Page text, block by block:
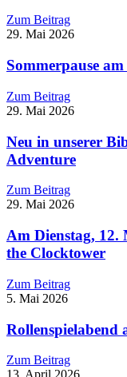
Zum Beitrag
29. Mai 2026
Sommerpause
Zum Beitrag
29. Mai 2026
Neu in unserer
Adventure
Zum Beitrag
29. Mai 2026
Am Dienstag, 12.
the Clocktower
Zum Beitrag
5. Mai 2026
Rollenspielabend
Zum Beitrag